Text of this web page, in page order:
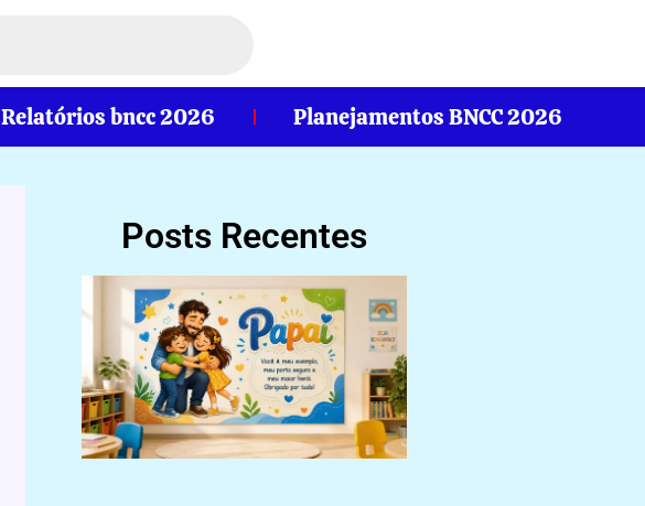
Relatórios bncc 2026 Planejamentos BNCC 2026
Posts Recentes